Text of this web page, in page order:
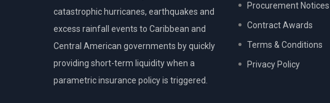
catastrophic hurricanes, earthquakes and
excess rainfall events to Caribbean and
Central American governments by quickly
providing short-term liquidity when a
parametric insurance policy is triggered.
Procurement Notices
Contract Awards
Terms & Conditions
Privacy Policy